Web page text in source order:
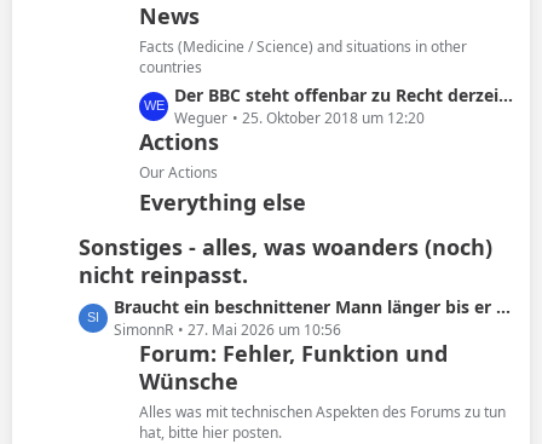
News
Facts (Medicine / Science) and situations in other
countries
L
e
t
z
t
e
B
e
i
t
r
ä
g
e
Der BBC steht offenbar zu Recht derzeit in der Kritik
Weguer 25. Oktober 2018 um 12:20
Actions
Our Actions
Everything else
Sonstiges - alles, was woanders (noch)
nicht reinpasst.
L
e
Braucht ein beschnittener Mann länger bis er kommt oder ist das Schwachsinn?
SimonnR 27. Mai 2026 um 10:56
Forum: Fehler, Funktion und
Wünsche
Alles was mit technischen Aspekten des Forums zu tun
hat, bitte hier posten.